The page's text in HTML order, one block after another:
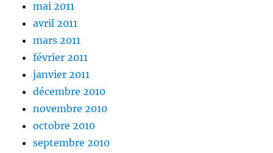
mai 2011
avril 2011
mars 2011
février 2011
janvier 2011
décembre 2010
novembre 2010
octobre 2010
septembre 2010